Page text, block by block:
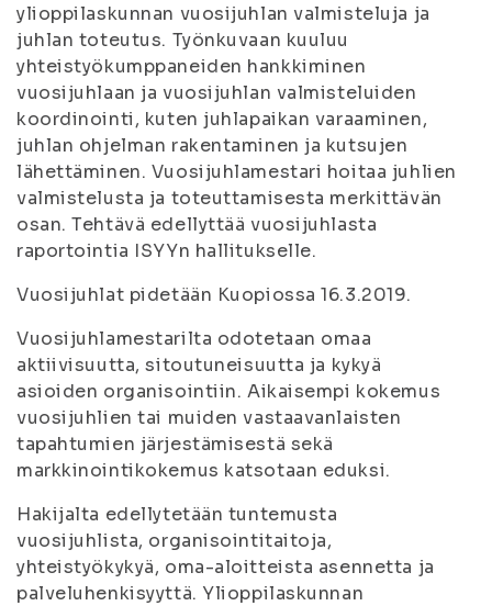
ylioppilaskunnan vuosijuhlan valmisteluja ja
juhlan toteutus. Työnkuvaan kuuluu
yhteistyökumppaneiden hankkiminen
vuosijuhlaan ja vuosijuhlan valmisteluiden
koordinointi, kuten juhlapaikan varaaminen,
juhlan ohjelman rakentaminen ja kutsujen
lähettäminen. Vuosijuhlamestari hoitaa juhlien
valmistelusta ja toteuttamisesta merkittävän
osan. Tehtävä edellyttää vuosijuhlasta
raportointia ISYYn hallitukselle.
Vuosijuhlat pidetään Kuopiossa 16.3.2019.
Vuosijuhlamestarilta odotetaan omaa
aktiivisuutta, sitoutuneisuutta ja kykyä
asioiden organisointiin. Aikaisempi kokemus
vuosijuhlien tai muiden vastaavanlaisten
tapahtumien järjestämisestä sekä
markkinointikokemus katsotaan eduksi.
Hakijalta edellytetään tuntemusta
vuosijuhlista, organisointitaitoja,
yhteistyökykyä, oma-aloitteista asennetta ja
palveluhenkisyyttä. Ylioppilaskunnan